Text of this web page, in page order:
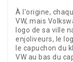
À l'origine,
VW, mais
logo de sa ville
enjoliveurs, le
le capuchon du
VW au bas du